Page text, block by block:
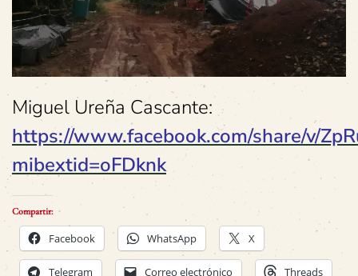
Miguel Ureña Cascante:
https://www.facebook.com/share/v/
mibextid=oFDknk
Compartir:
Facebook WhatsApp X
Telegram Correo electrónico Threads